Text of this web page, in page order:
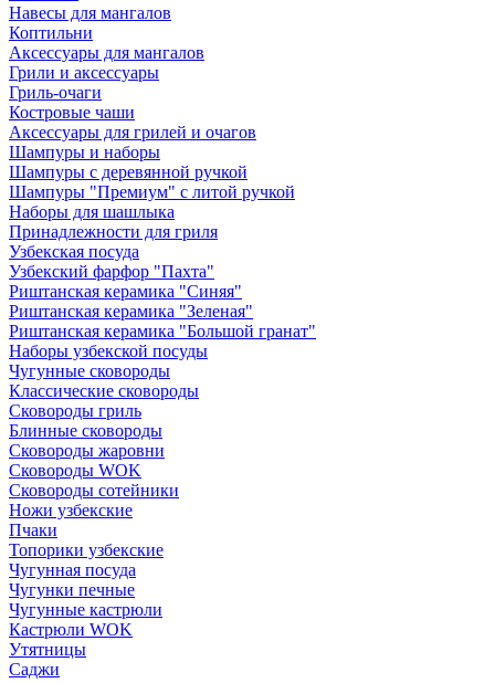
Навесы для мангалов
Коптильни
Аксессуары для мангалов
Грили и аксессуары
Гриль-очаги
Костровые чаши
Аксессуары для грилей и очагов
Шампуры и наборы
Шампуры с деревянной ручкой
Шампуры "Премиум" с литой ручкой
Наборы для шашлыка
Принадлежности для гриля
Узбекская посуда
Узбекский фарфор "Пахта"
Риштанская керамика "Синяя"
Риштанская керамика "Зеленая"
Риштанская керамика "Большой гранат"
Наборы узбекской посуды
Чугунные сковороды
Классические сковороды
Сковороды гриль
Блинные сковороды
Сковороды жаровни
Сковороды WOK
Сковороды сотейники
Ножи узбекские
Пчаки
Топорики узбекские
Чугунная посуда
Чугунки печные
Чугунные кастрюли
Кастрюли WOK
Утятницы
Саджи